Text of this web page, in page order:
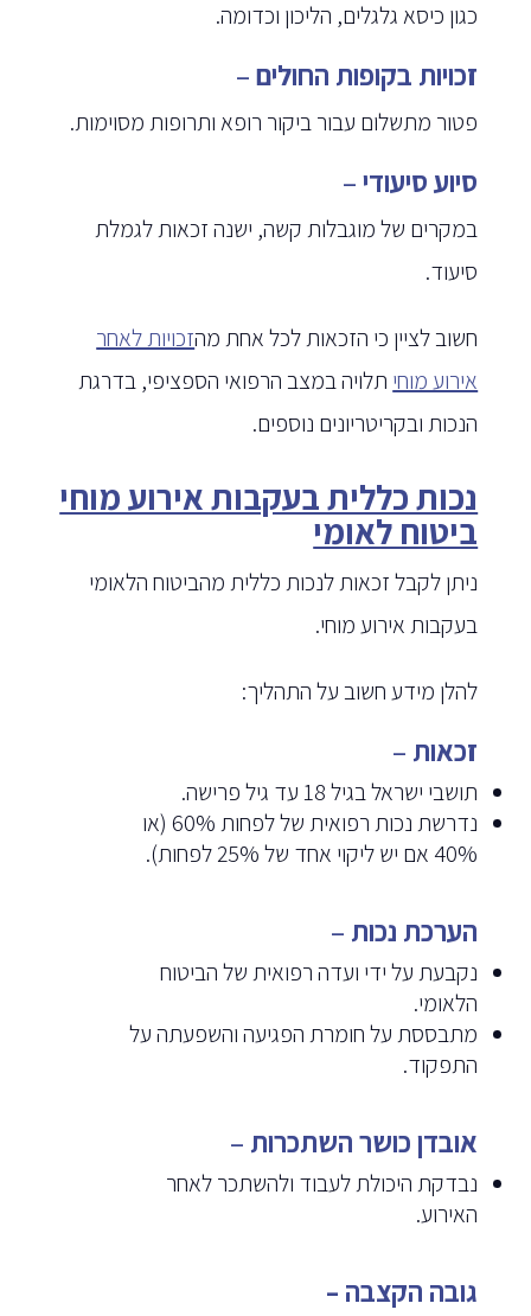
כגון כיסא גלגלים, הליכון וכדומה.
זכויות בקופות החולים–
פטור מתשלום עבור ביקור רופא ותרופות מסוימות.
סיוע סיעודי–
במקרים של מוגבלות קשה, ישנה זכאות לגמלת
סיעוד.
חשוב לציין כי הזכאות לכל אחת מהזכויות לאחר
אירוע מוחי תלויה במצב הרפואי הספציפי, בדרגת
הנכות ובקריטריונים נוספים.
נכות כללית בעקבות אירוע מוחי
ביטוח לאומי
ניתן לקבל זכאות לנכות כללית מהביטוח הלאומי
בעקבות אירוע מוחי.
להלן מידע חשוב על התהליך:
זכאות –
תושבי ישראל בגיל 18 עד גיל פרישה.
נדרשת נכות רפואית של לפחות 60% (או
40% אם יש ליקוי אחד של 25% לפחות).
הערכת נכות –
נקבעת על ידי ועדה רפואית של הביטוח
הלאומי.
מתבססת על חומרת הפגיעה והשפעתה על
התפקוד.
אובדן כושר השתכרות –
נבדקת היכולת לעבוד ולהשתכר לאחר
האירוע.
גובה הקצבה –